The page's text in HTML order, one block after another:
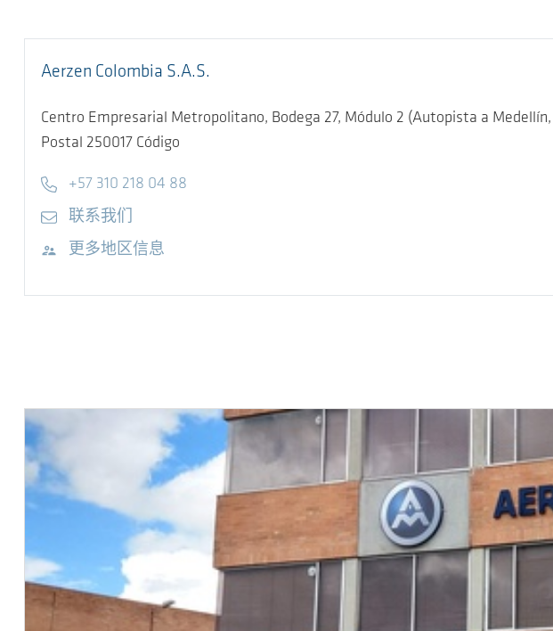
Aerzen Colombia S.A.S.
Centro Empresarial Metropolitano, Bodega 27, Módulo 2 (Autopista a
Postal 250017 Código
Telephone
+57 310 218 04 88
E-mail联系我们
访问网站
更多地区信息